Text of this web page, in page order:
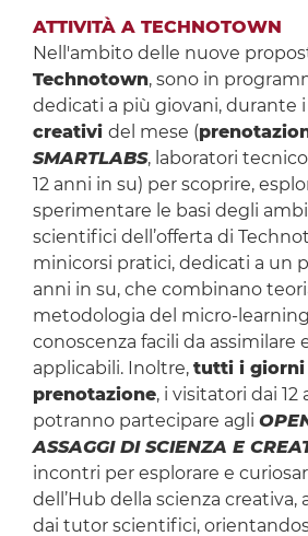
ATTIVITÀA TECHNOTOWN
Nell'ambito delle nuove
Technotown, sono in
dedicati a più giovani, durante i
creativi del mese (
SMARTLABS, laboratori
12 anni in su) per scoprire,
sperimentare le basi degli
scientifici dell’offerta di
minicorsi pratici, dedicati a un
anni in su, che combinano
metodologia del micro-
conoscenza facili da assimilare
applicabili. Inoltre, tutti i giorni
prenotazione, i visitatori dai 12
potranno partecipare agli
ASSAGGI DI SCIENZA E
incontri per esplorare e
dell’Hub della scienza
dai tutor scientifici,